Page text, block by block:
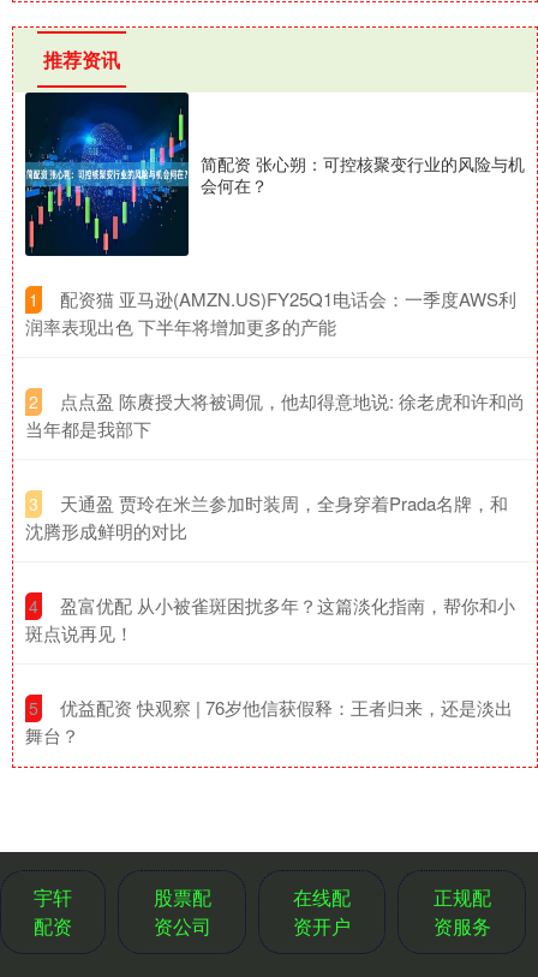
推荐资讯
简配资 张心朔：可控核聚变行业的风险与机
会何在？
1
​配资猫 亚马逊(AMZN.US)FY25Q1电话会：一季度AWS利
润率表现出色 下半年将增加更多的产能
2
​点点盈 陈赓授大将被调侃，他却得意地说: 徐老虎和许和尚
当年都是我部下
3
​天通盈 贾玲在米兰参加时装周，全身穿着Prada名牌，和
沈腾形成鲜明的对比
4
​盈富优配 从小被雀斑困扰多年？这篇淡化指南，帮你和小
斑点说再见！
5
​优益配资 快观察 | 76岁他信获假释：王者归来，还是淡出
舞台？
宇轩
配资
股票配
资公司
在线配
资开户
正规配
资服务